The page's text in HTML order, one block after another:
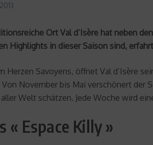
Ort Val d’Isère hat neben
Highlights in dieser Saison sind,
Herzen Savoyens, öffnet Val d’Isère
November bis Mai verschönert der
Welt schätzen. Jede Woche wird
« Espace Killy »